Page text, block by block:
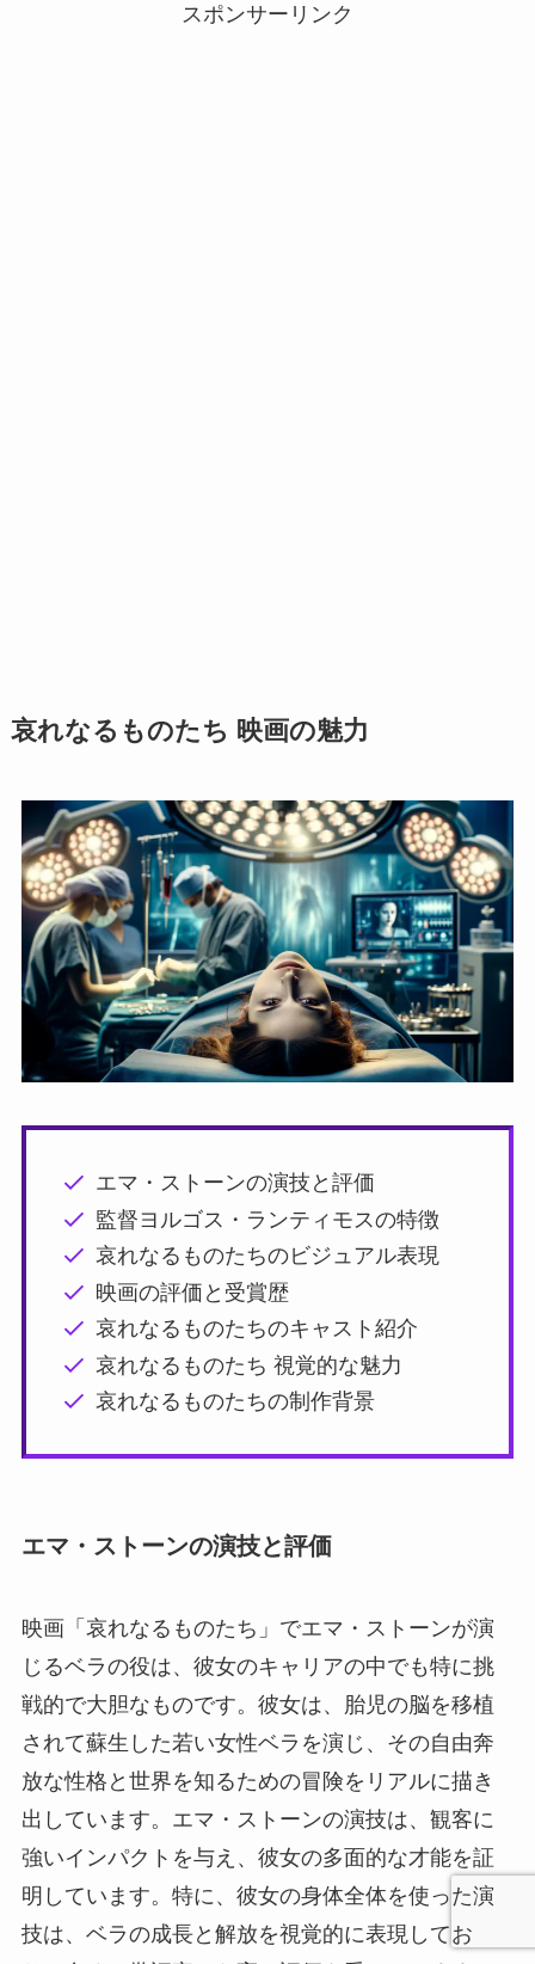
スポンサーリンク
哀れなるものたち 映画の魅力
エマ・ストーンの演技と評価
監督ヨルゴス・ランティモスの特徴
哀れなるものたちのビジュアル表現
映画の評価と受賞歴
哀れなるものたちのキャスト紹介
哀れなるものたち 視覚的な魅力
哀れなるものたちの制作背景
エマ・ストーンの演技と評価
映画「哀れなるものたち」でエマ・ストーンが演
じるベラの役は、彼女のキャリアの中でも特に挑
戦的で大胆なものです。彼女は、胎児の脳を移植
されて蘇生した若い女性ベラを演じ、その自由奔
放な性格と世界を知るための冒険をリアルに描き
出しています。エマ・ストーンの演技は、観客に
強いインパクトを与え、彼女の多面的な才能を証
明しています。特に、彼女の身体全体を使った演
技は、ベラの成長と解放を視覚的に表現してお